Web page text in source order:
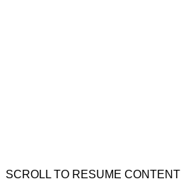
SCROLL TO RESUME CONTENT